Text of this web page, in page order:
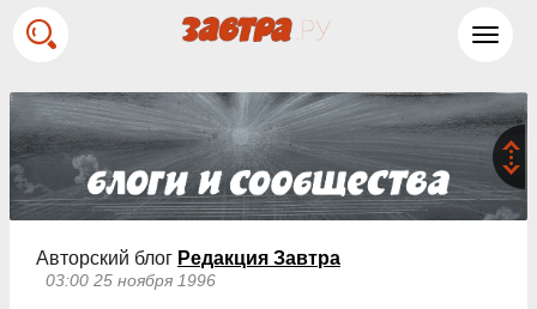
Авторский блог Редакция Завтра
03:00 25 ноября 1996